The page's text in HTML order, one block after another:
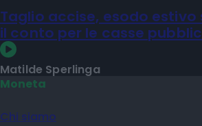
Taglio accise, esodo estivo
il conto per le casse
Matilde Sperlinga
Moneta
Chi siamo